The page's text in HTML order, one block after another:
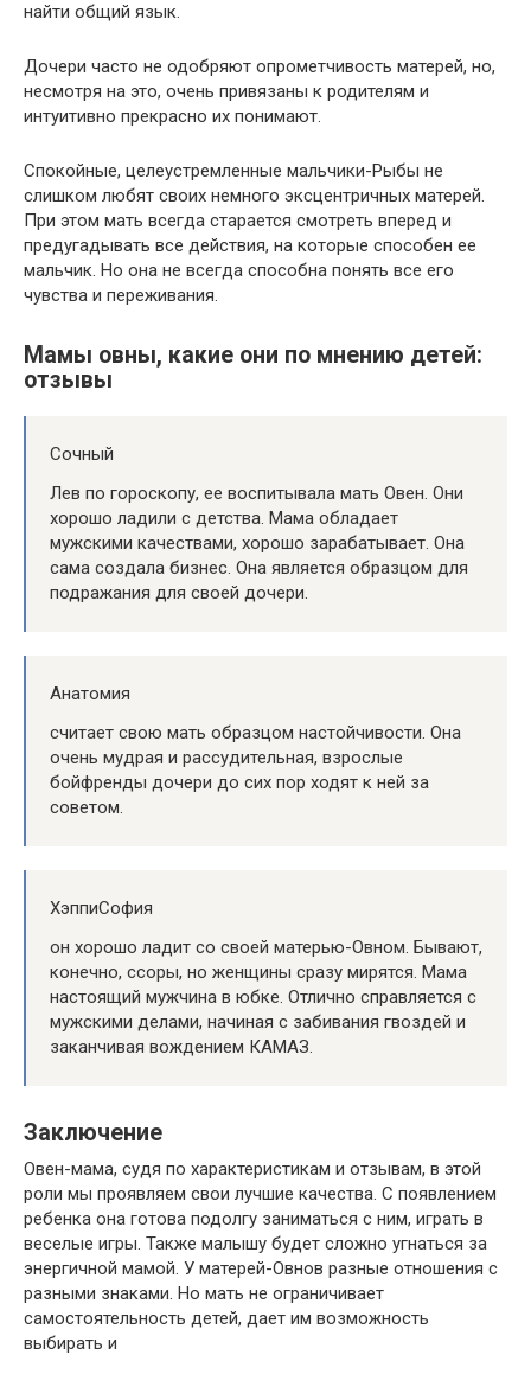
найти общий язык.
Дочери часто не одобряют опрометчивость матерей, но,
несмотря на это, очень привязаны к родителям и
интуитивно прекрасно их понимают.
Спокойные, целеустремленные мальчики-Рыбы не
слишком любят своих немного эксцентричных матерей.
При этом мать всегда старается смотреть вперед и
предугадывать все действия, на которые способен ее
мальчик. Но она не всегда способна понять все его
чувства и переживания.
Мамы овны, какие они по мнению детей:
отзывы
Сочный
Лев по гороскопу, ее воспитывала мать Овен. Они
хорошо ладили с детства. Мама обладает
мужскими качествами, хорошо зарабатывает. Она
сама создала бизнес. Она является образцом для
подражания для своей дочери.
Анатомия
считает свою мать образцом настойчивости. Она
очень мудрая и рассудительная, взрослые
бойфренды дочери до сих пор ходят к ней за
советом.
ХэппиСофия
он хорошо ладит со своей матерью-Овном. Бывают,
конечно, ссоры, но женщины сразу мирятся. Мама
настоящий мужчина в юбке. Отлично справляется с
мужскими делами, начиная с забивания гвоздей и
заканчивая вождением КАМАЗ.
Заключение
Овен-мама, судя по характеристикам и отзывам, в этой
роли мы проявляем свои лучшие качества. С появлением
ребенка она готова подолгу заниматься с ним, играть в
веселые игры. Также малышу будет сложно угнаться за
энергичной мамой. У матерей-Овнов разные отношения с
разными знаками. Но мать не ограничивает
самостоятельность детей, дает им возможность
выбирать и